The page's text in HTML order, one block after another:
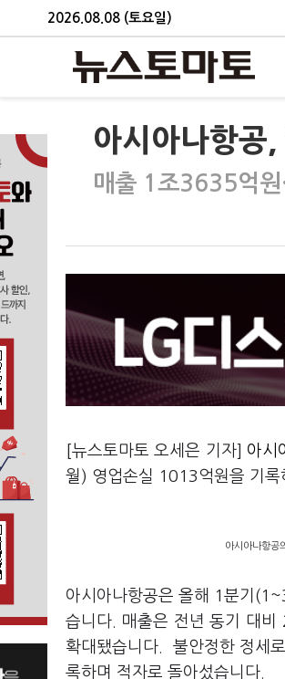
2026.08.08 (토요일)
아시아나항공
매출 1조3635억
[뉴스토마토 오세은 기자] 아시
월) 영업손실 1013억원을 기록
아시아나항공
아시아나항공은 올해 1분기
습니다. 매출은 전년 동기 대
확대됐습니다. 불안정한 정세
록하며 적자로 돌아섰습니다.